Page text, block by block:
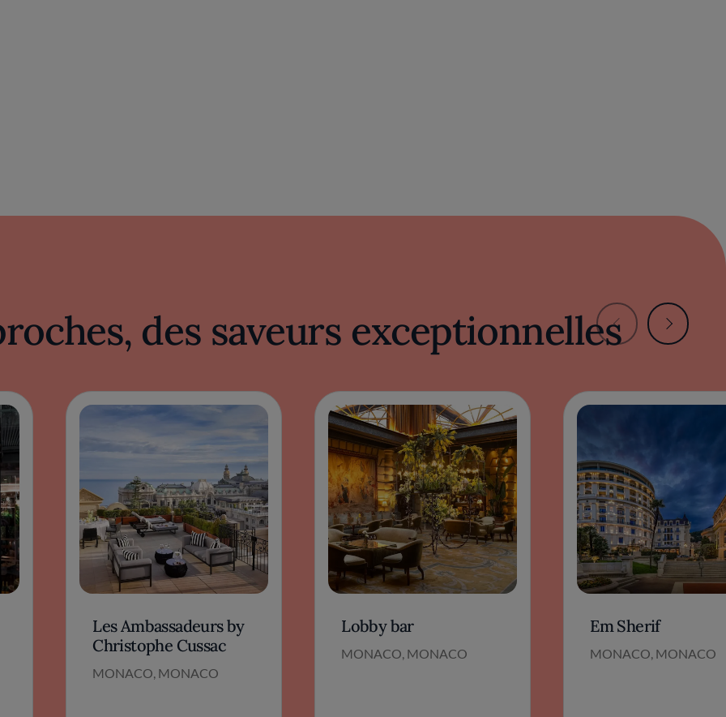
des saveurs exceptionnelles
Les Ambassadeurs by
Christophe Cussac
MONACO, MONACO
Lobby bar
MONACO, MONACO
Em Sherif
MONACO, MONACO